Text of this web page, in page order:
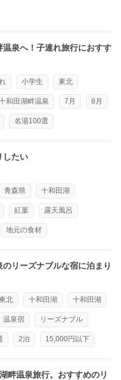
泉へ！子連れ旅行におすす
小学生 東北
和田湖畔温泉 7月 8月
名湯100選
したい
青森県 十和田湖
紅葉 露天風呂
地元の食材
リーズナブルな宿に泊まり
北 十和田湖 十和田湖
温泉宿 リーズナブル
2泊 15,000円以下
畔温泉旅行。おすすめのリ